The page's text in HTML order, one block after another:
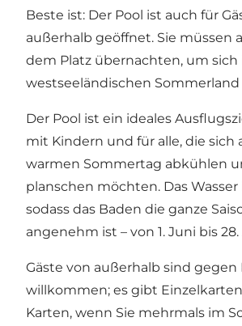
Beste ist: Der Pool ist auch für
außerhalb geöffnet. Sie müssen
dem Platz übernachten, um sich
westseeländischen Sommerland
Der Pool ist ein ideales
mit Kindern und für alle, die sich
warmen Sommertag abkühlen
planschen möchten. Das
sodass das Baden die ganze
angenehm ist – von 1. Juni bis
Gäste von außerhalb sind gegen
willkommen; es gibt
Karten, wenn Sie mehrmals im